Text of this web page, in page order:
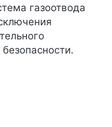
газоотвода